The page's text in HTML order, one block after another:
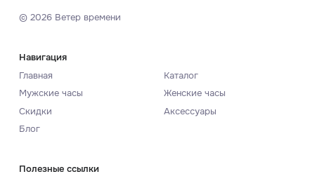
© 2026Ветер времени
Навигация
Главная
Каталог
Мужские часы
Женские часы
Скидки
Аксессуары
Блог
Полезные ссылки